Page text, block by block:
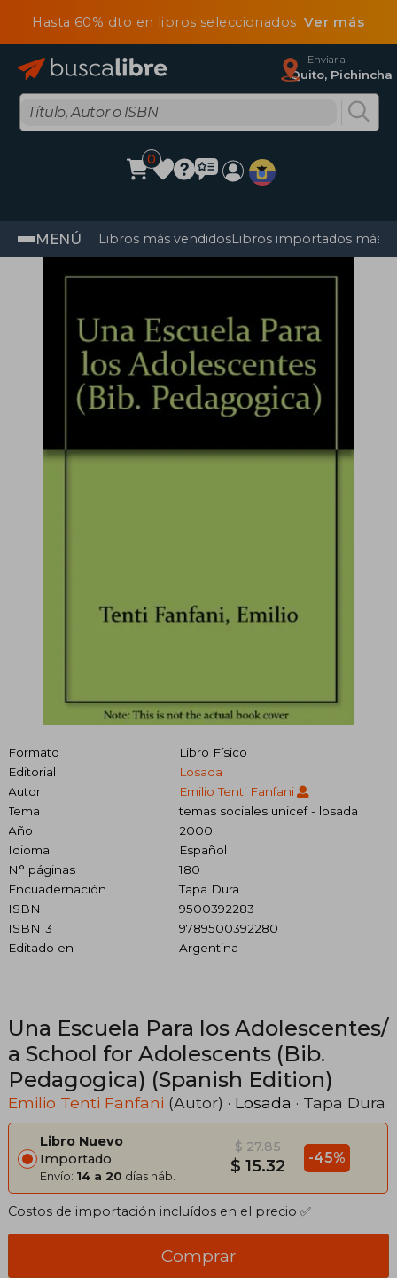
Hasta 60% dto en libros seleccionadosVer más
Enviar a
Quito, Pichincha
0
MENÚ Libros más vendidosLibros importados más
Formato
Libro Físico
Editorial
Losada
Autor
Emilio Tenti Fanfani
Tema
temas sociales unicef - losada
Año
2000
Idioma
Español
N° páginas
180
Encuadernación
Tapa Dura
ISBN
9500392283
ISBN13
9789500392280
Editado en
Argentina
Una Escuela Para los Adolescentes/
a School for Adolescents (Bib.
Pedagogica) (Spanish Edition)
Emilio Tenti Fanfani (Autor) · Losada · Tapa Dura
Libro Nuevo
Importado
Envío: 14 a 20 días háb.
$ 27.85
$ 15.32 -45%
Costos de importación incluídos en el precio ✅
Comprar